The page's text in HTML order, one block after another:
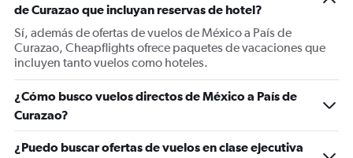
axis
displaying
values.
Range:
0
750.
de Curazao que incluyan reservas de hotel?
Sí, además de ofertas de vuelos de México a País de
Curazao, Cheapflights ofrece paquetes de vacaciones que
incluyen tanto vuelos como hoteles.
¿Cómo busco vuelos directos de México a País de
Curazao?
¿Puedo buscar ofertas de vuelos en clase ejecutiva